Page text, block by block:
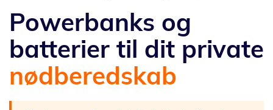
Powerbanks og
batterier til dit private
nødberedskab